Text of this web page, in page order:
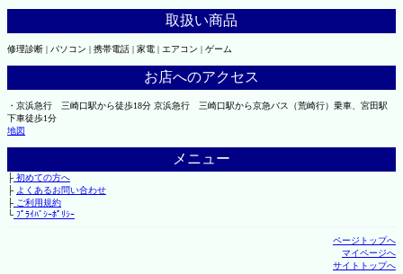
取扱い商品
修理診断 | パソコン | 携帯電話 | 家電 | エアコン | ゲーム
お店へのアクセス
・京浜急行 三崎口駅から徒歩18分 京浜急行 三崎口駅から京急バス（荒崎行）乗車、宮田駅
下車徒歩1分
地図
メニュー
├初めての方へ
├ よくあるお問い合わせ
├ご利用規約
└ﾌﾟﾗｲﾊﾞｼｰﾎﾟﾘｼｰ
ページトップへ
マイページへ
サイトトップへ